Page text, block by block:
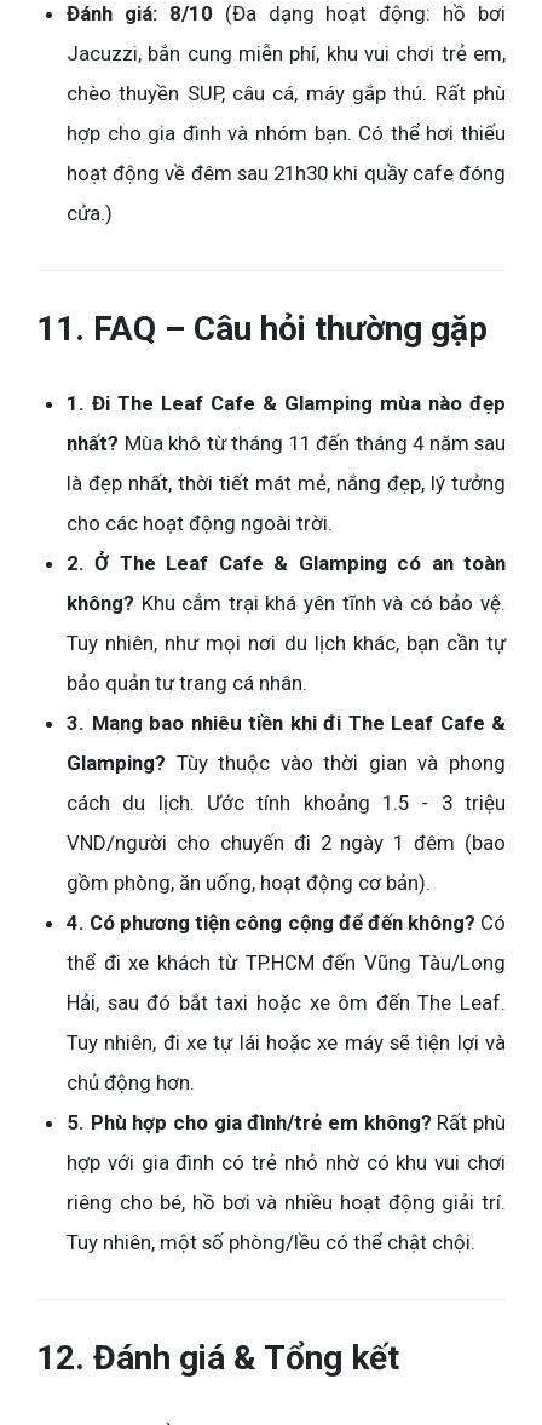
Đánh giá: 8/10 (Đa dạng hoạt động: hồ bơi
Jacuzzi, bắn cung miễn phí, khu vui chơi trẻ em,
chèo thuyền SUP, câu cá, máy gắp thú. Rất phù
hợp cho gia đình và nhóm bạn. Có thể hơi thiếu
hoạt động về đêm sau 21h30 khi quầy cafe đóng
cửa.)
11. FAQ – Câu hỏi thường gặp
1. Đi The Leaf Cafe & Glamping mùa nào đẹp
nhất? Mùa khô từ tháng 11 đến tháng 4 năm sau
là đẹp nhất, thời tiết mát mẻ, nắng đẹp, lý tưởng
cho các hoạt động ngoài trời.
2. Ở The Leaf Cafe & Glamping có an toàn
không? Khu cắm trại khá yên tĩnh và có bảo vệ.
Tuy nhiên, như mọi nơi du lịch khác, bạn cần tự
bảo quản tư trang cá nhân.
3. Mang bao nhiêu tiền khi đi The Leaf Cafe &
Glamping? Tùy thuộc vào thời gian và phong
cách du lịch. Ước tính khoảng 1.5 - 3 triệu
VND/người cho chuyến đi 2 ngày 1 đêm (bao
gồm phòng, ăn uống, hoạt động cơ bản).
4. Có phương tiện công cộng để đến không? Có
thể đi xe khách từ TP.HCM đến Vũng Tàu/Long
Hải, sau đó bắt taxi hoặc xe ôm đến The Leaf.
Tuy nhiên, đi xe tự lái hoặc xe máy sẽ tiện lợi và
chủ động hơn.
5. Phù hợp cho gia đình/trẻ em không? Rất phù
hợp với gia đình có trẻ nhỏ nhờ có khu vui chơi
riêng cho bé, hồ bơi và nhiều hoạt động giải trí.
Tuy nhiên, một số phòng/lều có thể chật chội.
12. Đánh giá & Tổng kết